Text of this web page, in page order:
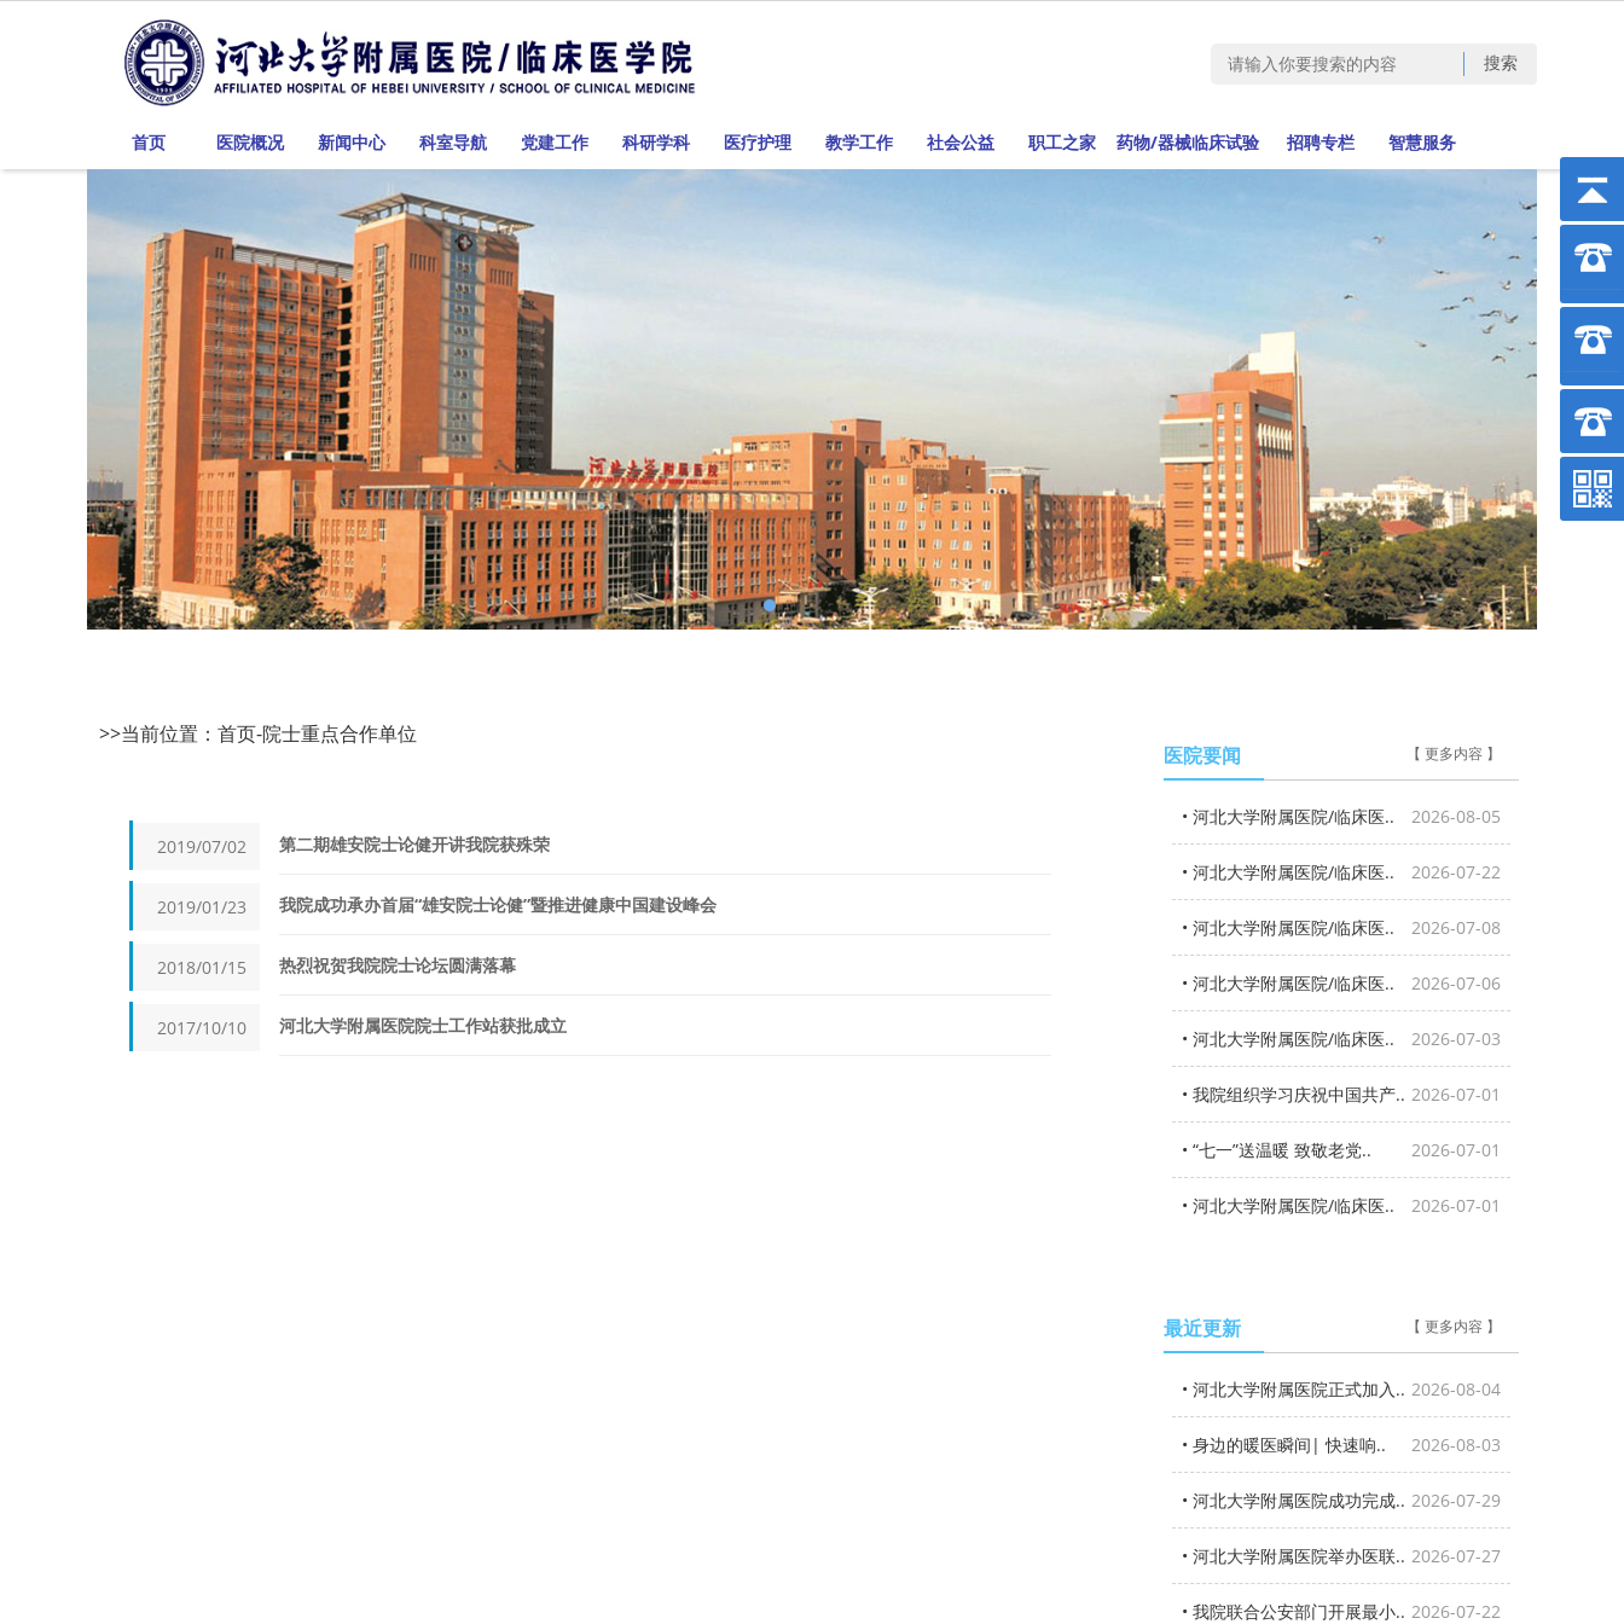
首页 医院概况 新闻中心 科室导航 党建工作 科研学科 医疗护理 教学工作 社会公益 职工之家 药物/器械临床试验 招聘专栏 智慧服务
>>当前位置： 首页-院士重点合作单位
2019/07/02 第二期雄安院士论健开讲我院获殊荣
2019/01/23 我院成功承办首届“雄安院士论健”暨推进健康中国建设峰会
2018/01/15 热烈祝贺我院院士论坛圆满落幕
2017/10/10 河北大学附属医院院士工作站获批成立
医院要闻 【 更多内容 】
• 河北大学附属医院/临床医.. 2026-08-05
• 河北大学附属医院/临床医.. 2026-07-22
• 河北大学附属医院/临床医.. 2026-07-08
• 河北大学附属医院/临床医.. 2026-07-06
• 河北大学附属医院/临床医.. 2026-07-03
• 我院组织学习庆祝中国共产.. 2026-07-01
• “七一”送温暖 致敬老党.. 2026-07-01
• 河北大学附属医院/临床医.. 2026-07-01
最近更新 【 更多内容 】
• 河北大学附属医院正式加入.. 2026-08-04
• 身边的暖医瞬间| 快速响.. 2026-08-03
• 河北大学附属医院成功完成.. 2026-07-29
• 河北大学附属医院举办医联.. 2026-07-27
• 我院联合公安部门开展最小.. 2026-07-22
上午
下午